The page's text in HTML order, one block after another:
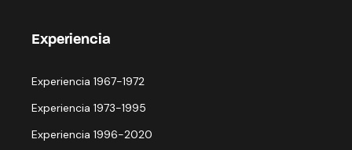
Experiencia
Experiencia 1967-1972
Experiencia 1973-1995
Experiencia 1996-2020